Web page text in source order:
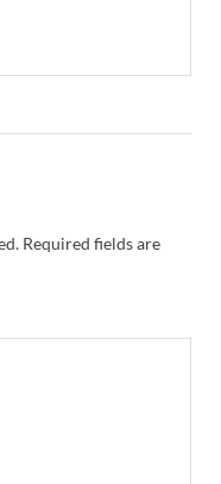
Required fields are